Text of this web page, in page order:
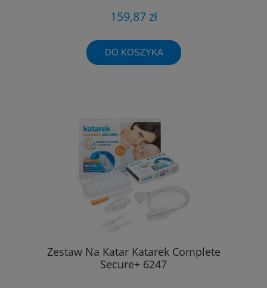
159,87 zł
DO KOSZYKA
Zestaw Na Katar Katarek Complete
Secure+ 6247